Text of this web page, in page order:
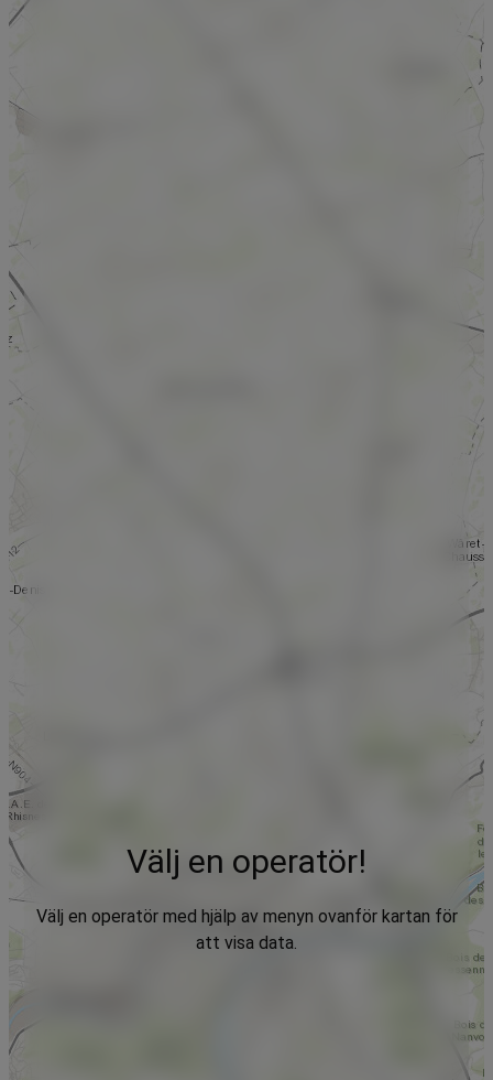
Välj en operatör!
Välj en operatör med hjälp av menyn ovanför kartan för
att visa data.